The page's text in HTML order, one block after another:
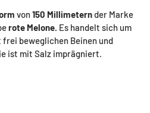
von150 Millimeternder Marke
rote Melone. Es handelt sich um
beweglichen Beinen und
ist mit Salz imprägniert.